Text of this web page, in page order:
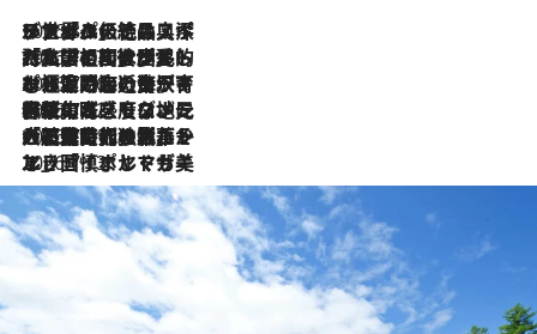
2026.8.8
リスボンの絶品スイーツ「パステル・デ・ナタ」とは？ポルトガル伝統の奥深い世界へ
2026.7.27
「私の祖国はポルトガル語です」国民的詩人フェルナンド・ペソアと、彼が愛した文学の街を歩く
2026.7.26
ポルトガル近海が育む極上の海の幸。キリリと冷えた白ワインと愉しむ、シーフード専門店の贅沢
2026.7.22
伝統の味をモダンに昇華。高感度な地元客が集う、リスボンの最旬ガストロノミー
2026.7.21
大航海時代の栄華から、震災、独裁、そして革命へ。ポルトガル・首都リスボンの石畳に刻まれた「歴史の光と影」
2026.7.13
エッセイ・ヤマザキマリ「慎ましくも美しき国 ポルトガル」